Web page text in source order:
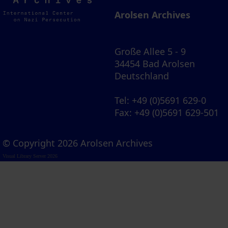
Arolsen Archives
Große Allee 5 - 9
34454 Bad Arolsen
Deutschland
Tel: +49 (0)5691 629-0
Fax: +49 (0)5691 629-501
© Copyright 2026 Arolsen Archives
Visual Library Server 2026